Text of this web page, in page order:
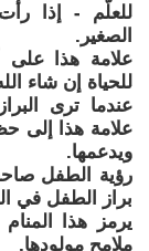
للعلّم - إذا
الصغير.
علامة هذا على
للحياة إن شاء
عندما ترى
علامة هذا إلى
ويدعمها.
رؤية الطفل
براز الطفل في
يرمز هذا
ملامح مولودها.